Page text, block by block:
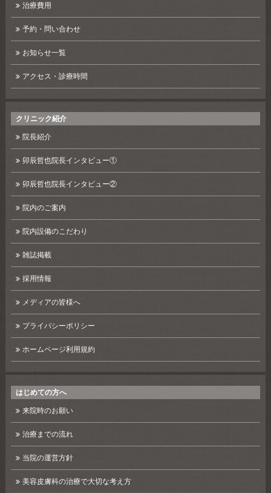
治療費用
予約・問い合わせ
お知らせ一覧
アクセス・診療時間
クリニック紹介
院長紹介
卯辰哲也院長インタビュー①
卯辰哲也院長インタビュー②
院内のご案内
院内設備のこだわり
雑誌掲載
採用情報
メディアの皆様へ
プライバシーポリシー
ホームページ利用規約
はじめての方へ
来院時のお願い
治療までの流れ
当院の運営方針
美容皮膚科の治療で大切な考え方